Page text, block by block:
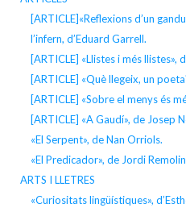
[ARTICLE]«Reflexions d’un
l’infern, d’Eduard Garrell.
[ARTICLE] «Llistes i més llistes»,
[ARTICLE] «Què llegeix, un
[ARTICLE] «Sobre el menys és
[ARTICLE] «A Gaudí», de Josep
«El Serpent», de Nan Orriols.
«El Predicador», de Jordi
ARTS I LLETRES
«Curiositats lingüístiques»,